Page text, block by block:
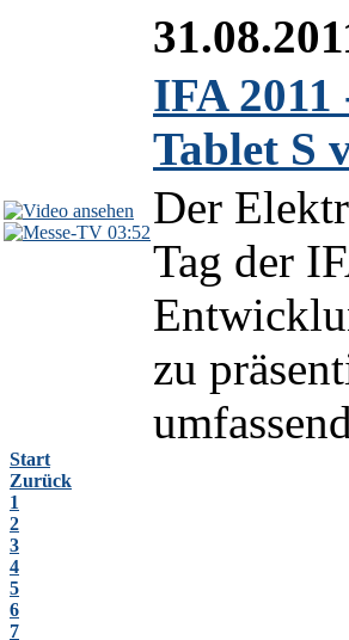
03:52
IFA
Tablet S
Der
Tag der
zu
Start
Zurück
1
2
3
4
5
6
7